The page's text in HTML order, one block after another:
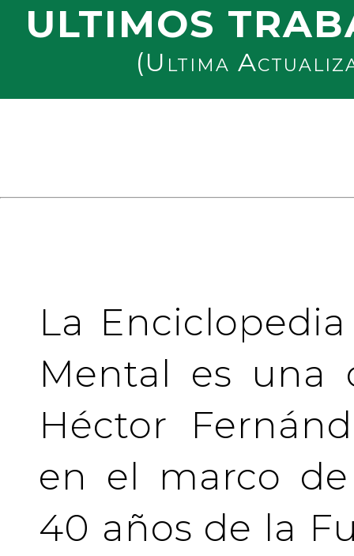
ULTIMOS
(Ultima
La
Mental es una
Héctor
en el marco
40 años de la